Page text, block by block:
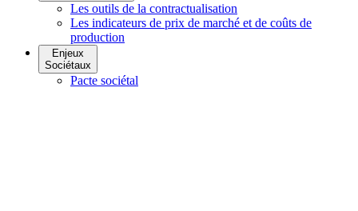
Les outils de la contractualisation
Les indicateurs de prix de marché et de coûts de
production
Enjeux
Sociétaux
Pacte sociétal